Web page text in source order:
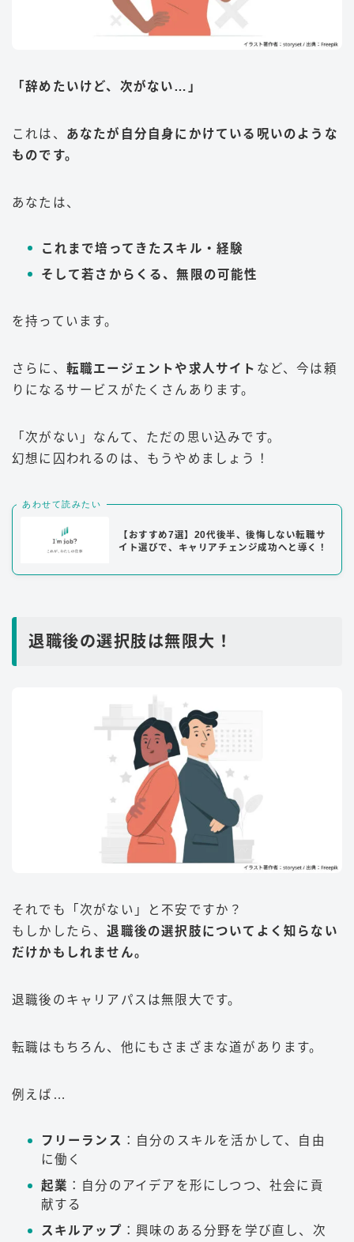
「辞めたいけど、次がない…」
これは、 あなたが自分自身にかけている呪いのような
ものです。
あなたは、
これまで培ってきたスキル・経験
そして若さからくる、無限の可能性
を持っています。
さらに、 転職エージェントや求人サイト など、今は頼
りになるサービスがたくさんあります。
「次がない」なんて、ただの思い込みです。
幻想に囚われるのは、もうやめましょう！
あわせて読みたい
【おすすめ7選】20代後半、後悔しない転職サ
イト選びで、キャリアチェンジ成功へと導く！
退職後の選択肢は無限大！
それでも「次がない」と不安ですか？
もしかしたら、退職後の選択肢についてよく知らない
だけかもしれません。
退職後のキャリアパスは無限大です。
転職はもちろん、他にもさまざまな道があります。
例えば…
フリーランス ：自分のスキルを活かして、自由
に働く
起業 ：自分のアイデアを形にしつつ、社会に貢
献する
スキルアップ ：興味のある分野を学び直し、次